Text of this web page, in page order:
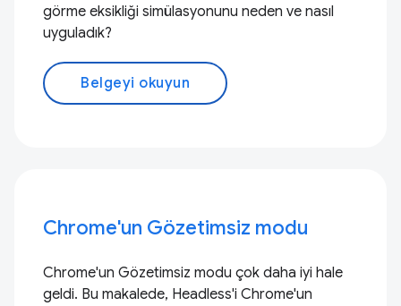
görme eksikliği simülasyonunu neden ve nasıl
uyguladık?
Belgeyi okuyun
Chrome'un Gözetimsiz modu
Chrome'un Gözetimsiz modu çok daha iyi hale
geldi. Bu makalede, Headless'i Chrome'un